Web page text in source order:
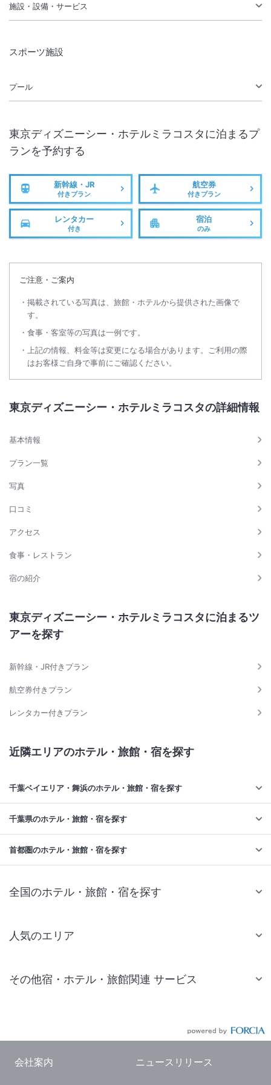
施設・設備・サービス
スポーツ施設
プール
東京ディズニーシー・ホテルミラコスタに泊まるプ
ランを予約する
新幹線・JR
付きプラン
航空券
付きプラン
レンタカー
付き
宿泊
のみ
ご注意・ご案内
掲載されている写真は、旅館・ホテルから提供された画像で
す。
食事・客室等の写真は一例です。
上記の情報、料金等は変更になる場合があります。ご利用の際
はお客様ご自身で事前にご確認ください。
東京ディズニーシー・ホテルミラコスタの詳細情報
基本情報
プラン一覧
写真
口コミ
アクセス
食事・レストラン
宿の紹介
東京ディズニーシー・ホテルミラコスタに泊まるツ
アーを探す
新幹線・JR付きプラン
航空券付きプラン
レンタカー付きプラン
近隣エリアのホテル・旅館・宿を探す
千葉ベイエリア・舞浜のホテル・旅館・宿を探す
千葉県のホテル・旅館・宿を探す
首都圏のホテル・旅館・宿を探す
全国のホテル・旅館・宿を探す
人気のエリア
仙台 ホテル
東京ドーム ホテル
その他宿・ホテル・旅館関連 サービス
会社案内 ニュースリリース